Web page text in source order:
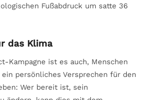
Fußabdruck um satte 36
das Klima
Kampagne ist es auch, Menschen
persönliches Versprechen für den
Wer bereit ist, sein